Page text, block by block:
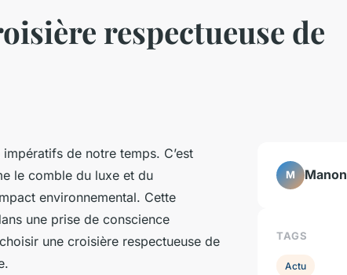
respectueuse de
de notre temps. C’est
le comble du luxe et du
environnemental. Cette
une prise de conscience
une croisière respectueuse de
M Manon
TAGS
Actu